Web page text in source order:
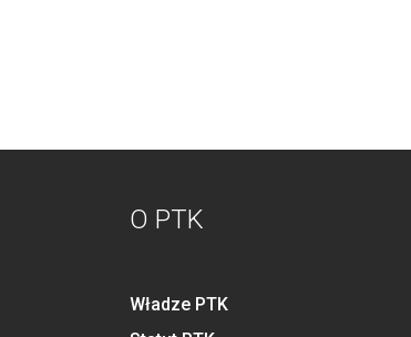
O PTK
Władze PTK